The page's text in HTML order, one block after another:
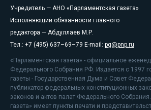
Учредитель — АНО «Парламентская газета»
Исполняющий обязанности главного
редактора — Абдуллаев М.Р.
Тел.: +7 (495) 637–69–79 E-mail: pg@pnp.ru
«Парламентская газета» - официальное
Федерального Собрания РФ. Издается с 1997
газеты - Государственная Дума и Совет
публикатор федеральных конституционных
законов и актов палат Федерального
газета» имеет пункты печати и